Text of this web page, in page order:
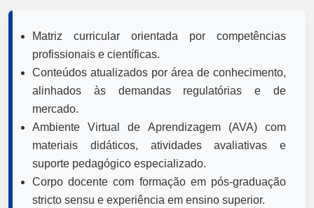
Matriz curricular orientada por competências
profissionais e científicas.
Conteúdos atualizados por área de conhecimento,
alinhados às demandas regulatórias e de
mercado.
Ambiente Virtual de Aprendizagem (AVA) com
materiais didáticos, atividades avaliativas e
suporte pedagógico especializado.
Corpo docente com formação em pós-graduação
stricto sensu e experiência em ensino superior.